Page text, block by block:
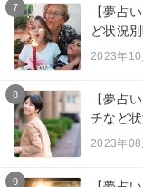
7
【夢占
ど状況
2023年10
8
【夢占
チなど
2023年08
9